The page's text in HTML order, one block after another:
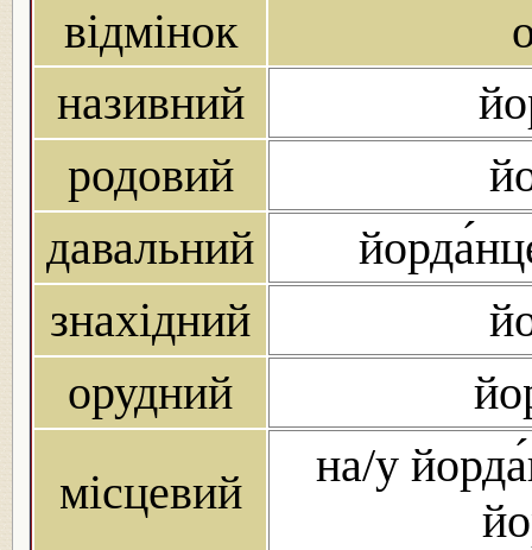
відмінок
називний
родовий
давальний
знахідний
орудний
місцевий
на/у